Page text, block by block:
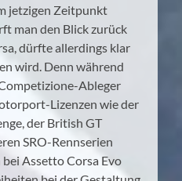
jetzigen Zeitpunkt
man den Blick zurück
dürfte allerdings klar
wird. Denn während
Ableger
Lizenzen wie der
der British GT
SRO-Rennserien
Assetto Corsa Evo